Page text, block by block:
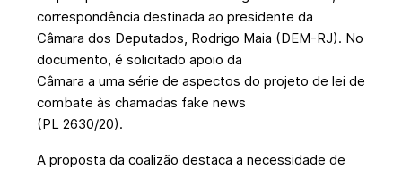
correspondência destinada ao presidente da
Câmara dos Deputados, Rodrigo Maia (DEM-RJ). No
documento, é solicitado apoio da
Câmara a uma série de aspectos do projeto de lei de
combate às chamadas fake news
(PL 2630/20).
A proposta da coalizão destaca a necessidade de